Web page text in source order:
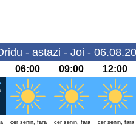
- astazi - Joi -
06:00 09:00 12:00
cer senin, fara
cer senin, fara
cer senin, fara